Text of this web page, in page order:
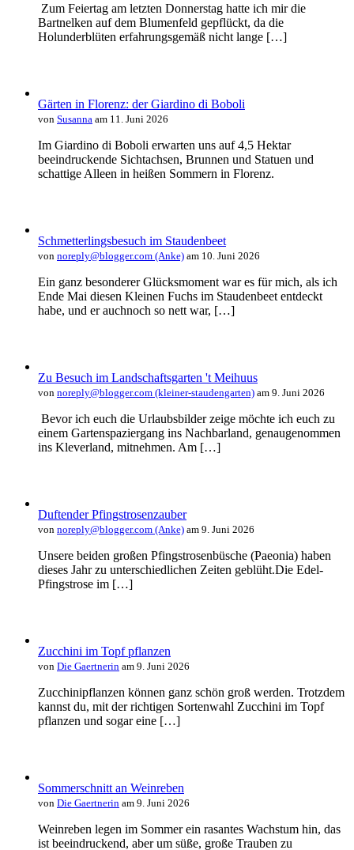
Zum Feiertag am letzten Donnerstag hatte ich mir die
Bartnelken auf dem Blumenfeld gepflückt, da die
Holunderblüten erfahrungsgemäß nicht lange […]
Gärten in Florenz: der Giardino di Boboli
von Susanna am 11. Juni 2026
Im Giardino di Boboli erwarten uns auf 4,5 Hektar
beeindruckende Sichtachsen, Brunnen und Statuen und
schattige Alleen in heißen Sommern in Florenz.
Schmetterlingsbesuch im Staudenbeet
von noreply@blogger.com (Anke) am 10. Juni 2026
Ein ganz besonderer Glücksmoment war es für mich, als ich
Ende Mai diesen Kleinen Fuchs im Staudenbeet entdeckt
habe, und er auchnoch so nett war, […]
Zu Besuch im Landschaftsgarten 't Meihuus
von noreply@blogger.com (kleiner-staudengarten) am 9. Juni 2026
Bevor ich euch die Urlaubsbilder zeige möchte ich euch zu
einem Gartenspaziergang ins Nachbarland, genaugenommen
ins Kleverland, mitnehmen. Am […]
Duftender Pfingstrosenzauber
von noreply@blogger.com (Anke) am 9. Juni 2026
Unsere beiden großen Pfingstrosenbüsche (Paeonia) haben
dieses Jahr zu unterschiedlichen Zeiten geblüht.Die Edel-
Pfingstrose im […]
Zucchini im Topf pflanzen
von Die Gaertnerin am 9. Juni 2026
Zucchinipflanzen können ganz schön groß werden. Trotzdem
kannst du, mit der richtigen Sortenwahl Zucchini im Topf
pflanzen und sogar eine […]
Sommerschnitt an Weinreben
von Die Gaertnerin am 9. Juni 2026
Weinreben legen im Sommer ein rasantes Wachstum hin, das
ist beeindruckend, aber um süße, große Trauben zu